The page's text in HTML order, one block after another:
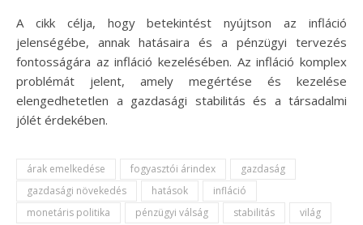
A cikk célja, hogy betekintést nyújtson az infláció
jelenségébe, annak hatásaira és a pénzügyi tervezés
fontosságára az infláció kezelésében. Az infláció komplex
problémát jelent, amely megértése és kezelése
elengedhetetlen a gazdasági stabilitás és a társadalmi
jólét érdekében.
árak emelkedése fogyasztói árindex
gazdaság
gazdasági növekedés
hatások
infláció
monetáris politika
pénzügyi válság stabilitás világ